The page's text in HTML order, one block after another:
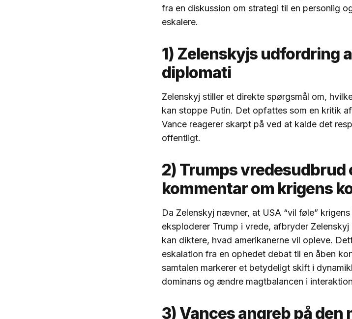
fra en diskussion om strategi til en personlig
eskalere.
1) Zelenskyjs udfordring
diplomati
Zelenskyj stiller et direkte spørgsmål om,
kan stoppe Putin. Det opfattes som en kritik
Vance reagerer skarpt på ved at kalde det
offentligt.
2) Trumps vredesudbrud
kommentar om krigens
Da Zelenskyj nævner, at USA “vil føle”
eksploderer Trump i vrede, afbryder
kan diktere, hvad amerikanerne vil opleve.
eskalation fra en ophedet debat til en åben
samtalen markerer et betydeligt skift i
dominans og ændre magtbalancen i
3) Vances angreb på den